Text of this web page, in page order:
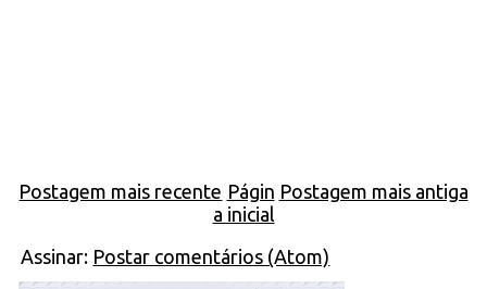
Postagem mais recente Postagem mais antiga
Págin
a inicial
Assinar: Postar comentários (Atom)